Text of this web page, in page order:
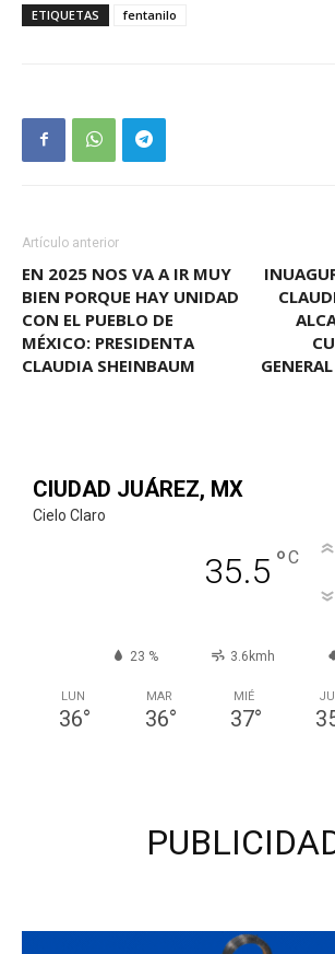
ETIQUETAS fentanilo
Artículo anterior
EN 2025 NOS VA A IR MUY
BIEN PORQUE HAY UNIDAD
CON EL PUEBLO DE
MÉXICO: PRESIDENTA
CLAUDIA SHEINBAUM
CIUDAD JUÁREZ, MX
Cielo Claro
35.5 °C
23 % 3.6kmh
LUN
36°
MAR
36°
MIÉ
37°